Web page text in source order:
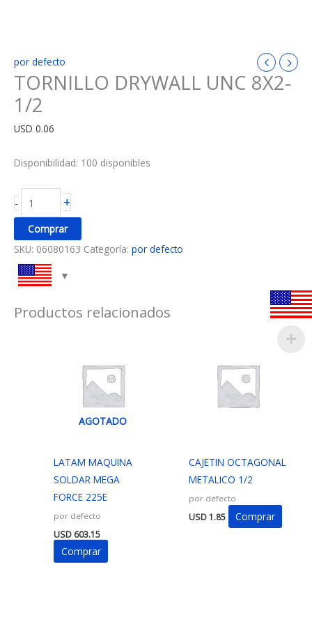
por defecto
TORNILLO DRYWALL UNC 8X2-
1/2
USD 0.06
Disponibilidad: 100 disponibles
- +
Comprar
SKU: 06080163 Categoría: por defecto
Productos relacionados
AGOTADO
LATAM MAQUINA
SOLDAR MEGA
FORCE 225E
por defecto
USD 603.15
Comprar
CAJETIN OCTAGONAL
METALICO 1/2
por defecto
USD1.85 Comprar